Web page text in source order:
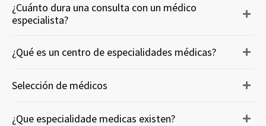
¿Cuánto dura una consulta con un médico
especialista?
¿Qué es un centro de especialidades médicas?
Selección de médicos
¿Que especialidade medicas existen?